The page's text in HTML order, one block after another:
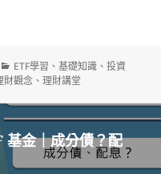
分
類
ETF學習 、基礎知識 、投資
財觀念 、理財講堂
基金｜成分債？配